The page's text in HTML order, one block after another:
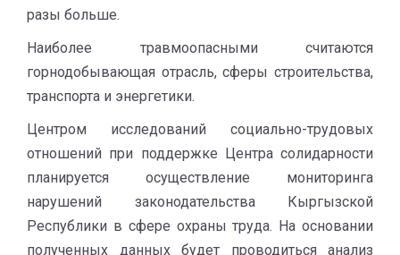
разы больше.
Наиболее травмоопасными считаются
горнодобывающая отрасль, сферы строительства,
транспорта и энергетики.
Центром исследований социально-трудовых
отношений при поддержке Центра солидарности
планируется осуществление мониторинга
нарушений законодательства Кыргызской
Республики в сфере охраны труда. На основании
полученных данных будет проводиться анализ